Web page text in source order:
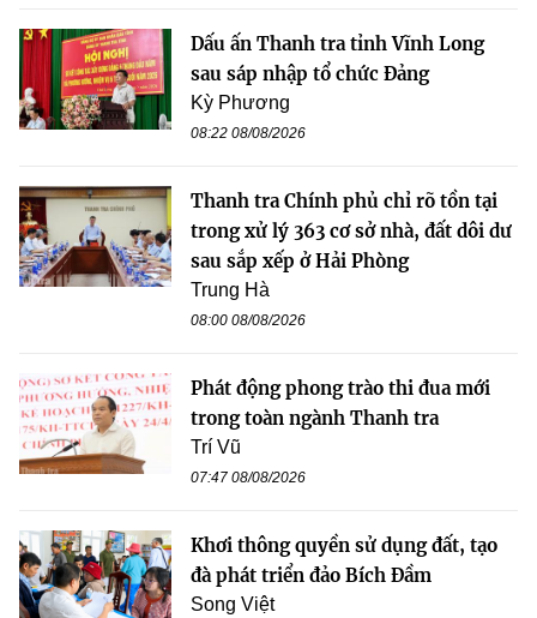
Dấu ấn Thanh tra tỉnh Vĩnh Long
sau sáp nhập tổ chức Đảng
Kỳ Phương
08:22 08/08/2026
Thanh tra Chính phủ chỉ rõ tồn tại
trong xử lý 363 cơ sở nhà, đất dôi dư
sau sắp xếp ở Hải Phòng
Trung Hà
08:00 08/08/2026
Phát động phong trào thi đua mới
trong toàn ngành Thanh tra
Trí Vũ
07:47 08/08/2026
Khơi thông quyền sử dụng đất, tạo
đà phát triển đảo Bích Đầm
Song Việt